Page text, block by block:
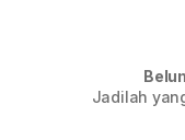
Jadilah